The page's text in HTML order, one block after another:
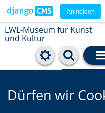
Anmelden
LWL-Museum für Kunst
und Kultur
Cookie-
Dürfen wir